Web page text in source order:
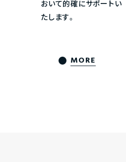
おいて的確にサポートい
たします。
MORE